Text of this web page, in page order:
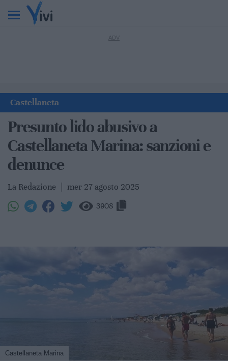
Castellaneta
Presunto lido abusivo a
Castellaneta Marina: sanzioni e
denunce
La Redazione mer 27 agosto 2025
3908
Castellaneta Marina